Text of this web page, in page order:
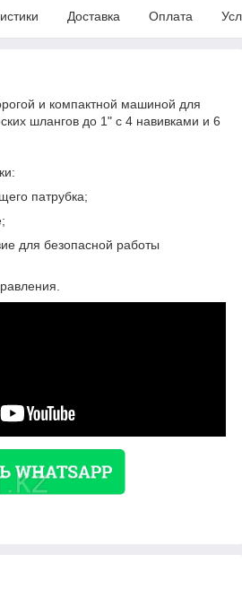
Доставка Оплата
и компактной машиной для
шлангов до 1" с 4 навивками и 6
патрубка;
для безопасной работы